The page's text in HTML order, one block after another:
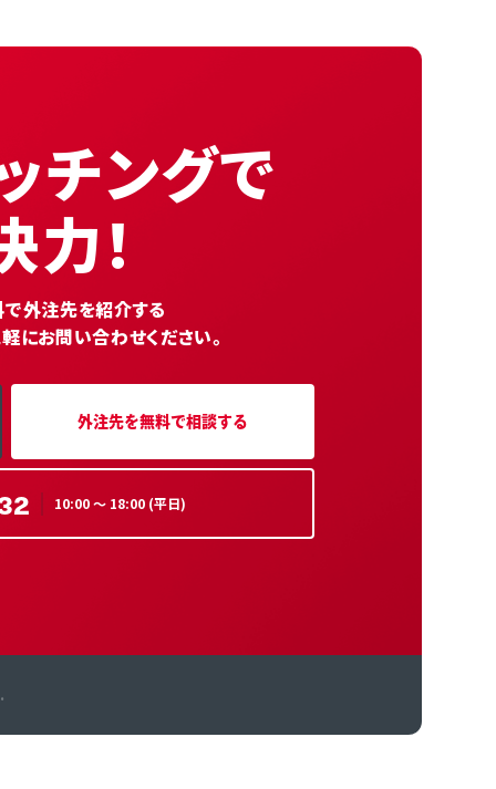
チングで
！
外注先を紹介する
にお問い合わせください。
外注先を無料で相談する
10:00 〜 18:00 (平日)